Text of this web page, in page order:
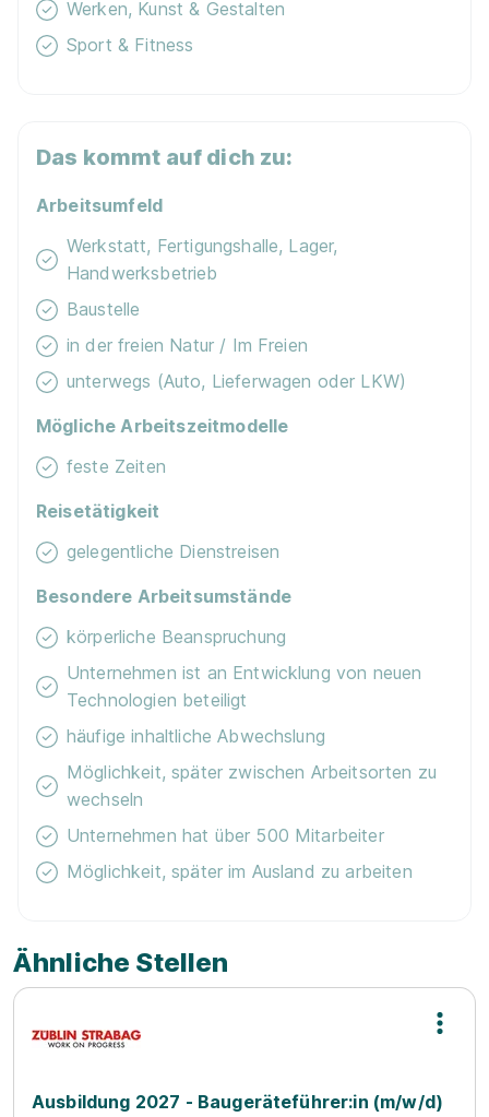
Ähnliche Stellen
Ausbildung 2027 - Baugeräteführer:in (m/w/d)
Kostenloses WLAN
Werken, Kunst & Gestalten
Sport & Fitness
Das kommt auf dich zu:
Arbeitsumfeld
Werkstatt, Fertigungshalle, Lager,
Handwerksbetrieb
Baustelle
in der freien Natur / Im Freien
unterwegs (Auto, Lieferwagen oder LKW)
Mögliche Arbeitszeitmodelle
feste Zeiten
Reisetätigkeit
gelegentliche Dienstreisen
Besondere Arbeitsumstände
körperliche Beanspruchung
Unternehmen ist an Entwicklung von neuen
Technologien beteiligt
häufige inhaltliche Abwechslung
Möglichkeit, später zwischen Arbeitsorten zu
wechseln
Unternehmen hat über 500 Mitarbeiter
Möglichkeit, später im Ausland zu arbeiten